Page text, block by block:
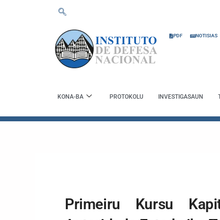
PDF NOTISIAS
KONA-BA PROTOKOLU INVESTIGASAUN
Primeiru Kursu